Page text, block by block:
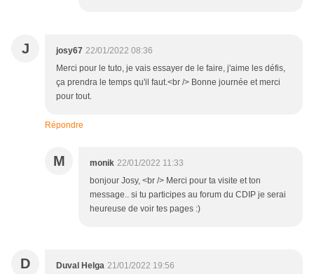
J josy67 22/01/2022 08:36
Merci pour le tuto, je vais essayer de le faire, j'aime les défis,
ça prendra le temps qu'il faut.<br /> Bonne journée et merci
pour tout.
Répondre
M monik 22/01/2022 11:33
bonjour Josy, <br /> Merci pour ta visite et ton
message.. si tu participes au forum du CDIP je serai
heureuse de voir tes pages :)
D Duval Helga 21/01/2022 19:56